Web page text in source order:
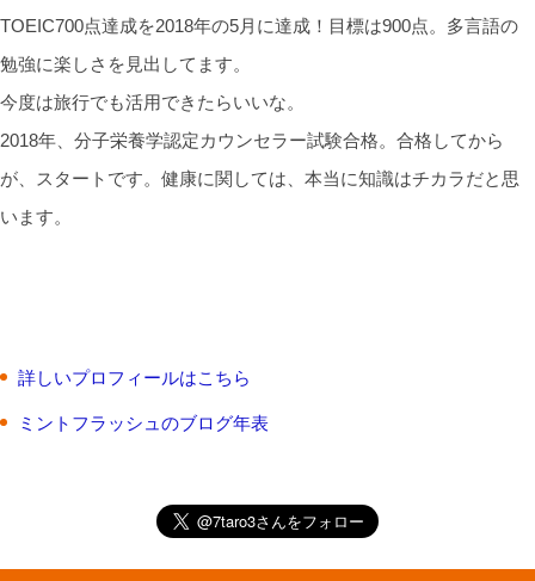
TOEIC700点達成を2018年の5月に達成！目標は900点。多言語の
勉強に楽しさを見出してます。
今度は旅行でも活用できたらいいな。
2018年、分子栄養学認定カウンセラー試験合格。合格してから
が、スタートです。健康に関しては、本当に知識はチカラだと思
います。
詳しいプロフィールはこちら
ミントフラッシュのブログ年表